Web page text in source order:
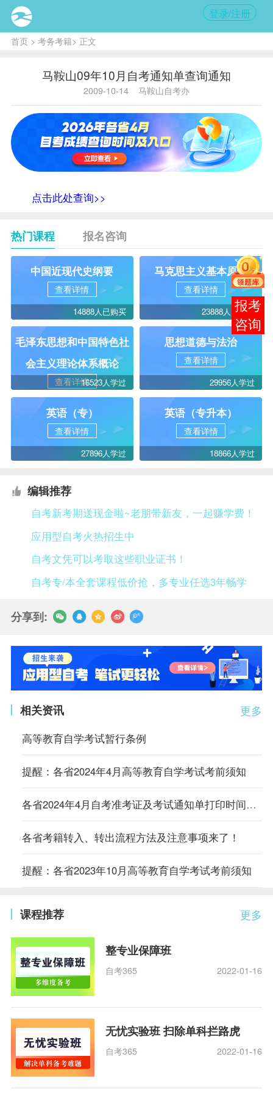
登录/注册
首页> 考务考籍> 正文
马鞍山09年10月自考通知单查询通知
2009-10-14 马鞍山自考办
点击此处查询>>
热门课程 报名咨询
中国近现代史纲要
查看详情
14888人已购买
马克思主义基本原理
查看详情
23888人已购买
毛泽东思想和中国特色社
会主义理论体系概论
查看详情16523人学过
思想道德与法治
查看详情
29956人学过
英语（专）
查看详情
27896人学过
英语（专升本）
查看详情
18866人学过
编辑推荐
自考新考期送现金啦~老朋带新友，一起赚学费！
应用型自考火热招生中
自考文凭可以考取这些职业证书！
自考专/本全套课程低价抢，多专业任选3年畅学
分享到:
更多
相关资讯
高等教育自学考试暂行条例
提醒：各省2024年4月高等教育自学考试考前须知
各省2024年4月自考准考证及考试通知单打印时间及入口汇总
各省考籍转入、转出流程方法及注意事项来了！
提醒：各省2023年10月高等教育自学考试考前须知
更多
课程推荐
整专业保障班
自考365 2022-01-16
无忧实验班 扫除单科拦路虎
自考365 2022-01-16
报考
咨询